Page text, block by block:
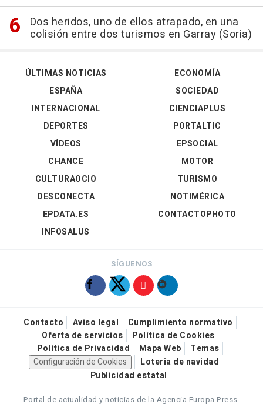
Dos heridos, uno de ellos atrapado, en una
colisión entre dos turismos en Garray (Soria)
ÚLTIMAS NOTICIAS
ESPAÑA
INTERNACIONAL
DEPORTES
VÍDEOS
ECONOMÍA
SOCIEDAD
CIENCIAPLUS
PORTALTIC
EPSOCIAL
CHANCE
CULTURAOCIO
DESCONECTA
EPDATA.ES
INFOSALUS
MOTOR
TURISMO
NOTIMÉRICA
CONTACTOPHOTO
SÍGUENOS
Contacto Aviso legal
Cumplimiento normativo
Oferta de servicios
Política de Cookies
Política de Privacidad
Mapa Web
Temas
Configuración de Cookies
Loteria de navidad
Publicidad estatal
Portal de actualidad y noticias de la Agencia Europa Press.